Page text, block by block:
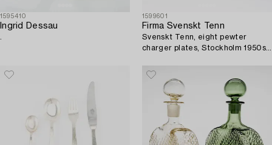
1595410
Ingrid Dessau
1599601
Firma Svenskt Tenn
Svenskt Tenn, eight pewter
charger plates, Stockholm 1950s-